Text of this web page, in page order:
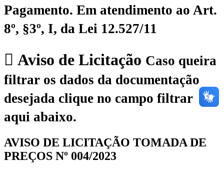
Pagamento. Em atendimento ao Art.
8º, §3º, I, da Lei 12.527/11
Aviso de Licitação Caso queira
filtrar os dados da documentação
desejada clique no campo filtrar
aqui abaixo.
AVISO DE LICITAÇÃO TOMADA DE
PREÇOS Nº 004/2023